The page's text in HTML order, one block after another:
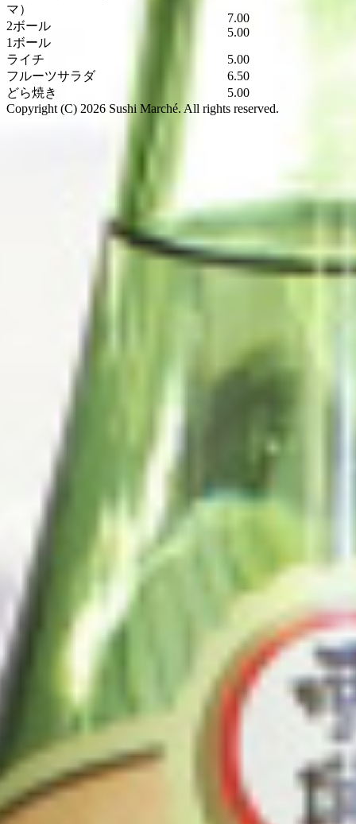
マ）
2ボール
1ボール
7.00
5.00
ライチ
5.00
フルーツサラダ
6.50
どら焼き
5.00
Copyright (C) 2026 Sushi Marché. All rights reserved.